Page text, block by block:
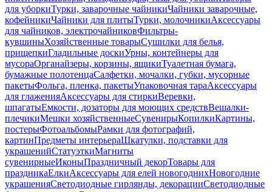
для уборкиТурки, заварочные чайникиЧайники заварочные,
кофейникиЧайники для плитыТурки, молочникиАксессуары
для чайников, электрочайниковФильтры-
кувшиныХозяйственные товарыСушилки для белья,
прищепкиГладильные доскиУрны, контейнеры для
мусораОрганайзеры, корзины, ящикиТуалетная бумага,
бумажные полотенцаСалфетки, мочалки, губки, мусорные
пакетыФольга, пленка, пакетыУпаковочная тараАксессуары
для глаженияАксессуары для стиркиВеревки,
шпагатыЕмкости, дозаторы для моющих средствВешалки-
плечикиМешки хозяйственныеСувенирыКопилкиКартины,
постерыФотоальбомыРамки для фотографий,
картинПредметы интерьераШкатулки, подставки для
украшенийСтатуэткиМагниты
сувенирныеИконыПраздничный декорТовары для
праздникаЕлкиАксессуары для елей новогоднихНовогодние
украшенияСветодиодные гирлянды, декорацииСветодиодные